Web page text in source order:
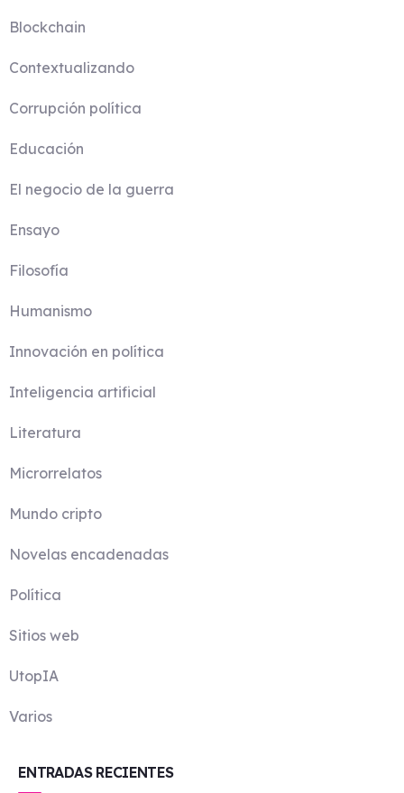
Blockchain
Contextualizando
Corrupción política
Educación
El negocio de la guerra
Ensayo
Filosofía
Humanismo
Innovación en política
Inteligencia artificial
Literatura
Microrrelatos
Mundo cripto
Novelas encadenadas
Política
Sitios web
UtopIA
Varios
ENTRADAS RECIENTES